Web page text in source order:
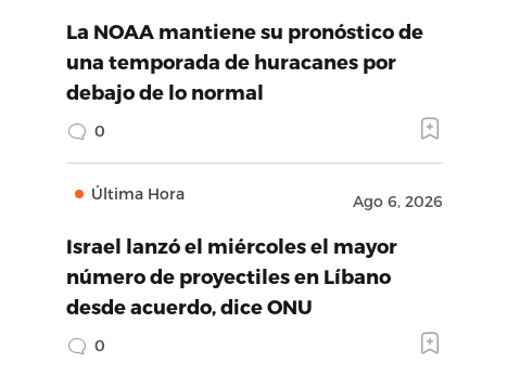
La NOAA mantiene su pronóstico de
una temporada de huracanes por
debajo de lo normal
0
Última Hora Ago 6, 2026
Israel lanzó el miércoles el mayor
número de proyectiles en Líbano
desde acuerdo, dice ONU
0